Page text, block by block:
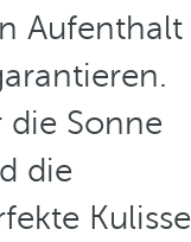
Aufenthalt
die Sonne
die
Kulisse